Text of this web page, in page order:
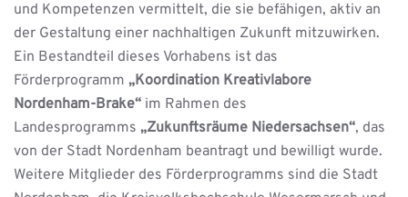
und Kompetenzen vermittelt, die sie befähigen, aktiv an
der Gestaltung einer nachhaltigen Zukunft mitzuwirken.
Ein Bestandteil dieses Vorhabens ist das
Förderprogramm „Koordination Kreativlabore
Nordenham-Brake“ im Rahmen des
Landesprogramms „Zukunftsräume Niedersachsen“, das
von der Stadt Nordenham beantragt und bewilligt wurde.
Weitere Mitglieder des Förderprogramms sind die Stadt